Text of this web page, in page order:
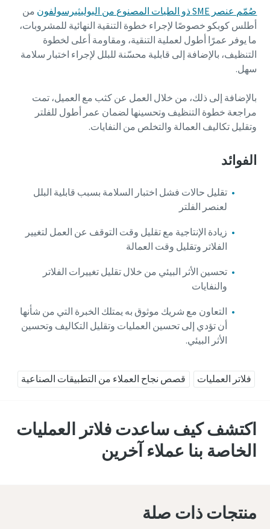
الهواء
اكتشف
صُمّم عنصر SME ذو الطيات المصنوع من البوليثيرسولفون
من
أطلس كوبكو خصوصًا لإجراء خطوة التنقية النهائية للمشروبات،
ما يوفر عمرًا أطول لعملية التنقية، ومقاومة أعلى لخطوة
التنظيف، بالإضافة إلى قابلية محسّنة للبلل لإجراء اختبار سلامة
سهل.
بالإضافة إلى ذلك، من خلال العمل عن كثب مع العميل، تمت
مراجعة خطوة التنظيف وتحسينها لضمان عمر أطول للفلتر
وتقليل تكاليف العمالة والتخلص من النفايات.
الفوائد
تقليل حالات فشل اختبار السلامة بسبب قابلية البلل
لعنصر الفلتر
زيادة الإنتاجية مع تقليل وقت التوقف عن العمل لتغيير
الفلاتر وتقليل وقت العمالة
تحسين الأثر البيئي من خلال تقليل تغييرات الفلاتر
والنفايات
التعاون مع شريك موثوق به يمتلك الخبرة التي من شأنها
أن تؤدي إلى تحسين العمليات وتقليل التكاليف وتحسين
الأثر البيئي.
فلاتر العمليات قصص نجاح العملاء من التطبيقات الصناعية
اكتشف كيف ساعدت فلاتر العمليات
الخاصة بنا عملاء آخرين
منتجات ذات صلة